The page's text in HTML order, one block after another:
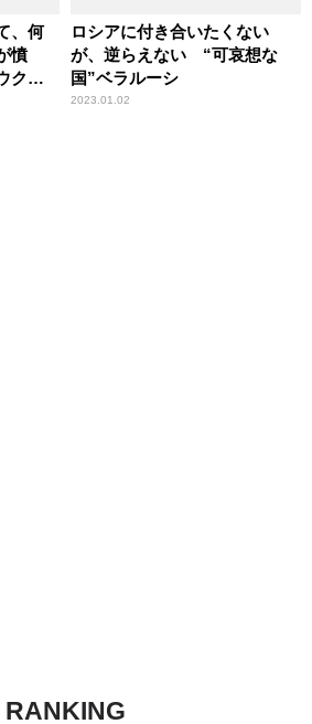
、何
憤
クラ
来
ロシアに付き合いたくない
が、逆らえない “可哀想な
国”ベラルーシ
2023.01.02
RANKING